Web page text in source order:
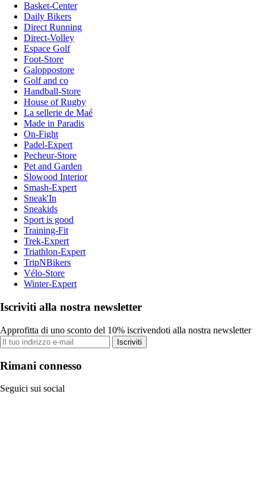
Basket-Center
Daily Bikers
Direct Running
Direct-Volley
Espace Golf
Foot-Store
Galoppostore
Golf and co
Handball-Store
House of Rugby
La sellerie de Maé
Made in Paradis
On-Fight
Padel-Expert
Pecheur-Store
Pet and Garden
Slowood Interior
Smash-Expert
Sneak'In
Sneakids
Sport is good
Training-Fit
Trek-Expert
Triathlon-Expert
TripNBikers
Vélo-Store
Winter-Expert
Iscriviti alla nostra newsletter
Approfitta di uno sconto del 10% iscrivendoti alla nostra newsletter
Iscriviti
Rimani connesso
Seguici sui social